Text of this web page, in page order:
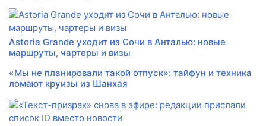
Astoria Grande уходит из Сочи в Анталью: новые
маршруты, чартеры и визы
«Мы не планировали такой отпуск»: тайфун и техника
ломают круизы из Шанхая